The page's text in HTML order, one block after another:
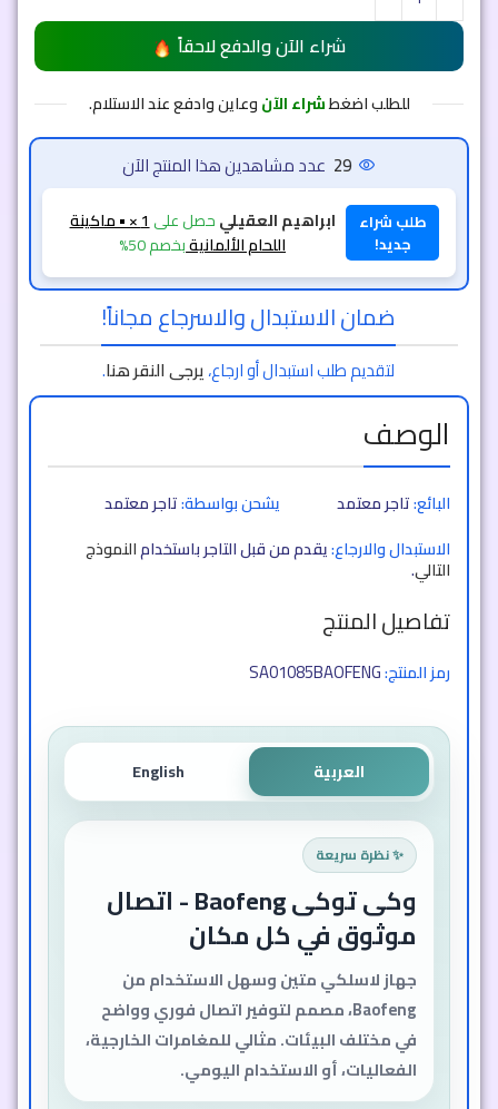
شراء الآن والدفع لاحقاً
للطلب اضغطشراء الآنوعاين وادفع عند الاستلام.
29 عدد مشاهدين هذا المنتج الآن
حصل على 1 × جوال عالى
ضمان الاستبدال والاسرجاع مجاناً!
لتقديم طلب استبدال أو ارجاع،يرجى النقر هنا.
الوصف
الاستبدال والارجاع:
التالي
تفاصيل المنتج
العربية English
✨ نظرة سريعة
وكى توكى Baofeng - اتصال
موثوق في كل مكان
جهاز لاسلكي متين وسهل الاستخدام من
Baofeng، مصمم لتوفير اتصال فوري وواضح
في مختلف البيئات. مثالي للمغامرات الخارجية،
الفعاليات، أو الاستخدام اليومي.